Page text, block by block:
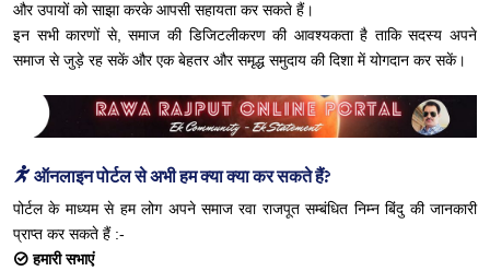
और उपायों को साझा करके आपसी सहायता कर सकते हैं।
इन सभी कारणों से, समाज की डिजिटलीकरण की आवश्यकता है ताकि सदस्य अपने
समाज से जुड़े रह सकें और एक बेहतर और समृद्ध समुदाय की दिशा में योगदान कर सकें।
ऑनलाइन पोर्टल से अभी हम क्या क्या कर सकते हैं?
पोर्टल के माध्यम से हम लोग अपने समाज रवा राजपूत सम्बंधित निम्न बिंदु की जानकारी
प्राप्त कर सकते हैं :-
हमारी सभाएं